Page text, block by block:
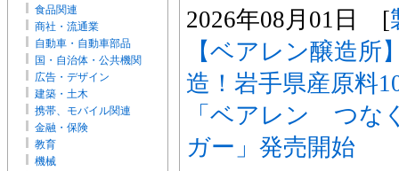
食品関連
商社・流通業
自動車・自動車部品
国・自治体・公共機関
広告・デザイン
建築・土木
携帯、モバイル関連
金融・保険
教育
機械
2026年08月01日 [
【ベアレン醸造所
造！岩手県産原料
「ベアレン つな
ガー」発売開始